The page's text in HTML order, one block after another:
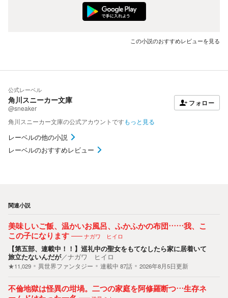
この小説のおすすめレビューを見る
公式レーベル
角川スニーカー文庫
@sneaker
フォロー
角川スニーカー文庫の公式アカウントですもっと見る
レーベルの他の小説
レーベルのおすすめレビュー
関連小説
美味しいご飯、温かいお風呂、ふかふかの布団……我、こ
この子になります
ナガワ ヒイロ
【第五部、連載中！！】巡礼中の聖女をもてなしたら家に居着いて
旅立たないんだが／ナガワ ヒイロ
★11,029 異世界ファンタジー 連載中 87話 2026年8月5日更新
不倫地獄は怪異の坩堝。二つの家庭を阿修羅断つ…生存ネ